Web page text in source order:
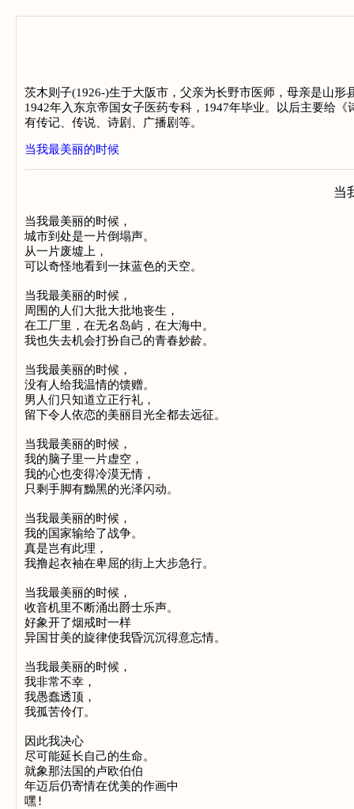
茨木则子(1926-)生于大阪市，父亲为长野市医师，母亲是山
1942年入东京帝国女子医药专科，1947年毕业。以后主要给
有传记、传说、诗剧、广播剧等。
当我最美丽的时候
当
当我最美丽的时候，
城市到处是一片倒塌声。
从一片废墟上，
可以奇怪地看到一抹蓝色的天空。
当我最美丽的时候，
周围的人们大批大批地丧生，
在工厂里，在无名岛屿，在大海中。
我也失去机会打扮自己的青春妙龄。
当我最美丽的时候，
没有人给我温情的馈赠。
男人们只知道立正行礼，
留下令人依恋的美丽目光全都去远征。
当我最美丽的时候，
我的脑子里一片虚空，
我的心也变得冷漠无情，
只剩手脚有黝黑的光泽闪动。
当我最美丽的时候，
我的国家输给了战争。
真是岂有此理，
我撸起衣袖在卑屈的街上大步急行。
当我最美丽的时候，
收音机里不断涌出爵士乐声。
好象开了烟戒时一样
异国甘美的旋律使我昏沉沉得意忘情。
当我最美丽的时候，
我非常不幸，
我愚蠢透顶，
我孤苦伶仃。
因此我决心
尽可能延长自己的生命。
就象那法国的卢欧伯伯
年迈后仍寄情在优美的作画中
嘿!